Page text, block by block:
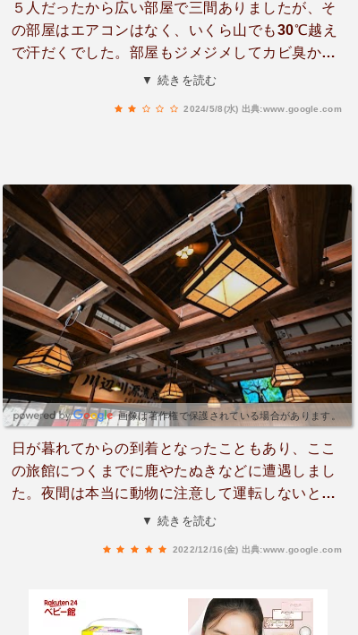
５人だったから広い部屋で三間ありましたが、そ
の部屋はエアコンはなく、いくら山でも30℃越え
で汗だくでした。部屋もジメジメしてカビ臭かっ
たです。ベッドは簡易ベッドに真夏なのにボアシ
▼ 続きを読む
2024/5/8(水) 出典:www.google.com
画像は著作権で保護されている場合があります。
日が暮れてからの到着となったこともあり、ここ
の旅館につくまでに鹿やたぬきなどに遭遇しまし
た。夜間は本当に動物に注意して運転しないと危
険です^^;施設については他の方が述べているので
辺、鹿の目撃情報が多いので近所の鹿さんだった
のかな^^;最後に猪肉が数切出てきてそれも美味し
▼ 続きを読む
2022/12/16(金) 出典:www.google.com